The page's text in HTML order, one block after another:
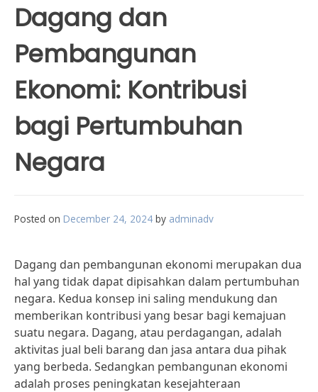
Dagang dan
Pembangunan
Ekonomi: Kontribusi
bagi Pertumbuhan
Negara
Posted on December 24, 2024 by adminadv
Dagang dan pembangunan ekonomi merupakan dua
hal yang tidak dapat dipisahkan dalam pertumbuhan
negara. Kedua konsep ini saling mendukung dan
memberikan kontribusi yang besar bagi kemajuan
suatu negara. Dagang, atau perdagangan, adalah
aktivitas jual beli barang dan jasa antara dua pihak
yang berbeda. Sedangkan pembangunan ekonomi
adalah proses peningkatan kesejahteraan